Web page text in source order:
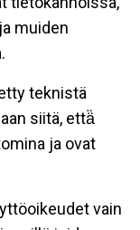
muiden
teknistä
siitä, että̈
ja ovat
vain